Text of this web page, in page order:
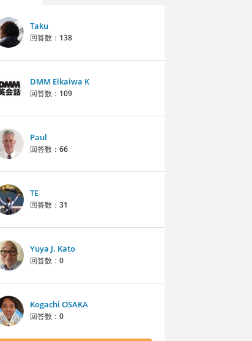
Taku
回答数： 138
DMM Eikaiwa K
回答数： 109
Paul
回答数： 66
TE
回答数： 31
Yuya J. Kato
回答数： 0
Kogachi OSAKA
回答数： 0